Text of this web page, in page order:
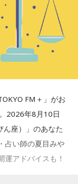
め・みやび）
ジ性の高い鑑定は
題に。占いや開運
占い「マザー占
FM＋」がお
2026年8月10日
ん座）」のあなた
占い師の夏目みや
運アドバイスも！